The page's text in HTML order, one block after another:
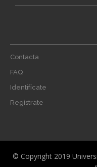
Footer
menu
Contacta
FAQ
Identifícate
Regístrate
© Copyright 2019